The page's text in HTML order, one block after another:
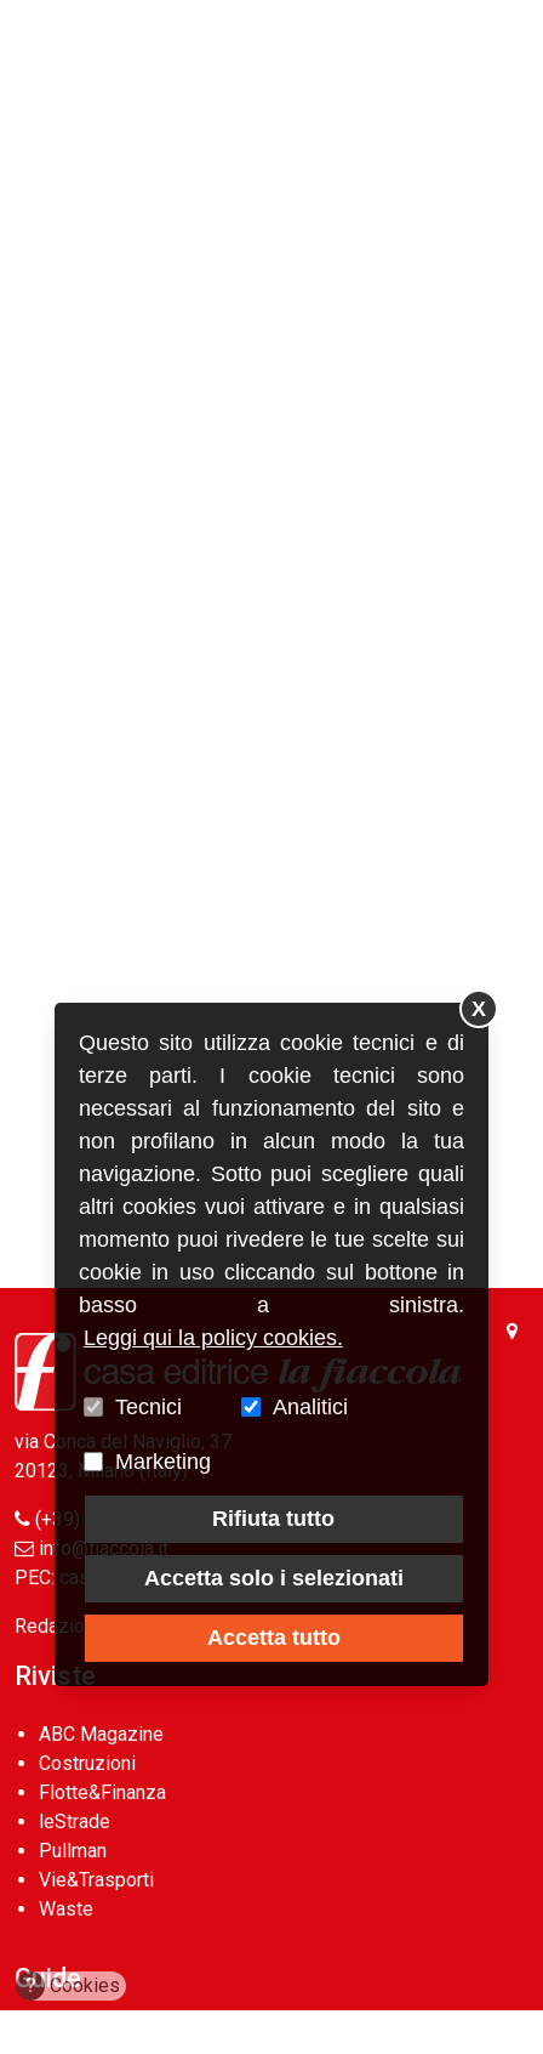
via Conca del Naviglio, 37
20123, Milano (Italy)
(+39) 02 89421350
info@fiaccola.it
PEC: casaeditricelafiaccola@legalmail.it
Redazione
Riviste
ABC Magazine
Costruzioni
Flotte&Finanza
leStrade
Pullman
Vie&Trasporti
Waste
Guide
? Cookies
Questo sito utilizza cookie tecnici e di
terze parti. I cookie tecnici sono
necessari al funzionamento del sito e
non profilano in alcun modo la tua
navigazione. Sotto puoi scegliere quali
altri cookies vuoi attivare e in qualsiasi
momento puoi rivedere le tue scelte sui
cookie in uso cliccando sul bottone in
basso a sinistra.
Leggi qui la policy cookies.
Tecnici Analitici
Marketing
Rifiuta tutto
Accetta solo i selezionati
Accetta tutto
X